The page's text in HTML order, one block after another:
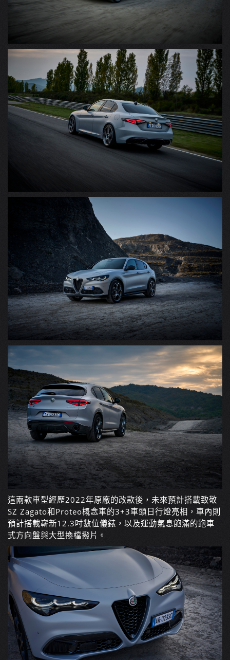
這兩款車型經歷2022年原廠的改款後，未來預計搭載致敬
SZ Zagato和Proteo概念車的3+3車頭日行燈亮相，車內則
預計搭載嶄新12.3吋數位儀錶，以及運動氣息飽滿的跑車
式方向盤與大型換檔撥片。